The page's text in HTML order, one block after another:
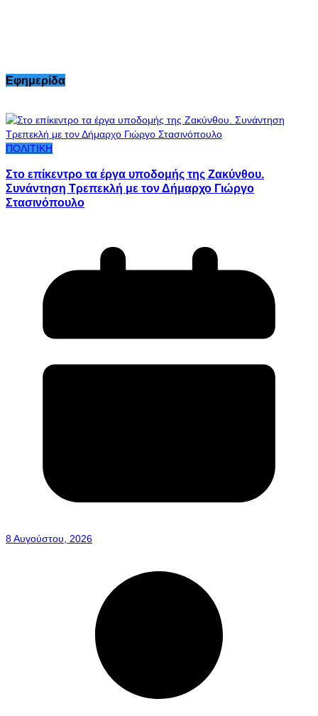
Εφημερίδα
ΠΟΛΙΤΙΚΗ
Στο επίκεντρο τα έργα υποδομής της Ζακύνθου.
Συνάντηση Τρεπεκλή με τον Δήμαρχο Γιώργο
Στασινόπουλο
8 Αυγούστου, 2026